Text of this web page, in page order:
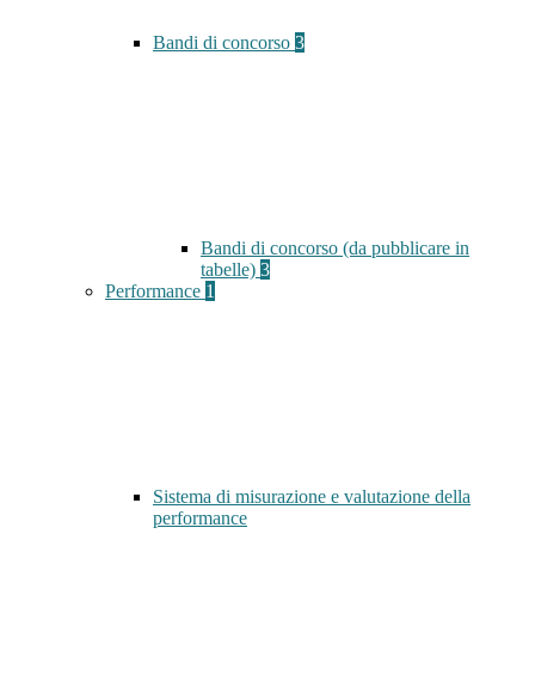
Bandi di concorso 3
Bandi di concorso (da pubblicare in
tabelle) 3
Performance 1
Sistema di misurazione e valutazione della
performance